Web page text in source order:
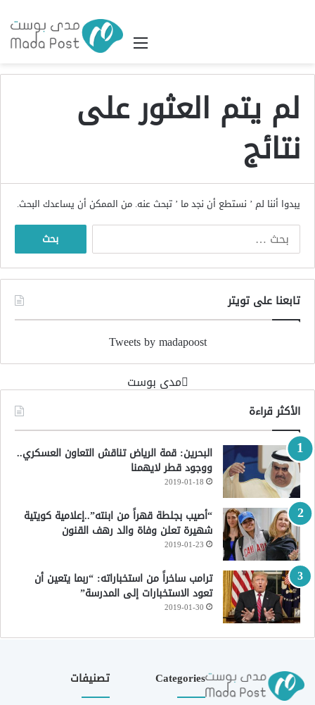
القائمة
لم يتم العثور على
نتائج
يبدوا أننا لم ’ نستطع أن نجد ما ’ تبحث عنه. من الممكن أن يساعدك البحث.
البحث
تابعنا على تويتر
Tweets by madapoost
‏مدى بوست‏
الأكثر قراءة
البحرين: قمة الرياض تناقش التعاون العسكري..
ووجود قطر لايهمنا
2019-01-18
“أصيب بجلطة قهراً من ابنته”..إعلامية كويتية
شهيرة تعلن وفاة والد رهف القنون
2019-01-23
ترامب ساخراً من استخباراته: “ربما يتعين أن
تعود الاستخبارات إلى المدرسة”
2019-01-30
Categories تصنيفات